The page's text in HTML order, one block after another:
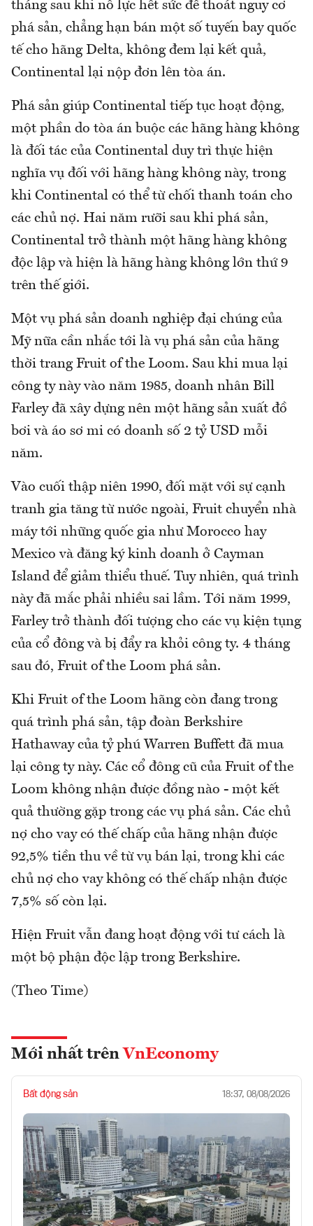
tháng sau khi nỗ lực hết sức để thoát nguy cơ
phá sản, chẳng hạn bán một số tuyến bay quốc
tế cho hãng Delta, không đem lại kết quả,
Continental lại nộp đơn lên tòa án.
Phá sản giúp Continental tiếp tục hoạt động,
một phần do tòa án buộc các hãng hàng không
là đối tác của Continental duy trì thực hiện
nghĩa vụ đối với hãng hàng không này, trong
khi Continental có thể từ chối thanh toán cho
các chủ nợ. Hai năm rưỡi sau khi phá sản,
Continental trở thành một hãng hàng không
độc lập và hiện là hãng hàng không lớn thứ 9
trên thế giới.
Một vụ phá sản doanh nghiệp đại chúng của
Mỹ nữa cần nhắc tới là vụ phá sản của hãng
thời trang Fruit of the Loom. Sau khi mua lại
công ty này vào năm 1985, doanh nhân Bill
Farley đã xây dựng nên một hãng sản xuất đồ
bơi và áo sơ mi có doanh số 2 tỷ USD mỗi
năm.
Vào cuối thập niên 1990, đối mặt với sự cạnh
tranh gia tăng từ nước ngoài, Fruit chuyển nhà
máy tới những quốc gia như Morocco hay
Mexico và đăng ký kinh doanh ở Cayman
Island để giảm thiểu thuế. Tuy nhiên, quá trình
này đã mắc phải nhiều sai lầm. Tới năm 1999,
Farley trở thành đối tượng cho các vụ kiện tụng
của cổ đông và bị đẩy ra khỏi công ty. 4 tháng
sau đó, Fruit of the Loom phá sản.
Khi Fruit of the Loom hãng còn đang trong
quá trình phá sản, tập đoàn Berkshire
Hathaway của tỷ phú Warren Buffett đã mua
lại công ty này. Các cổ đông cũ của Fruit of the
Loom không nhận được đồng nào - một kết
quả thường gặp trong các vụ phá sản. Các chủ
nợ cho vay có thế chấp của hãng nhận được
92,5% tiền thu về từ vụ bán lại, trong khi các
chủ nợ cho vay không có thế chấp nhận được
7,5% số còn lại.
Hiện Fruit vẫn đang hoạt động với tư cách là
một bộ phận độc lập trong Berkshire.
(Theo Time)
Mới nhất trên VnEconomy
Bất động sản 18:37, 08/08/2026